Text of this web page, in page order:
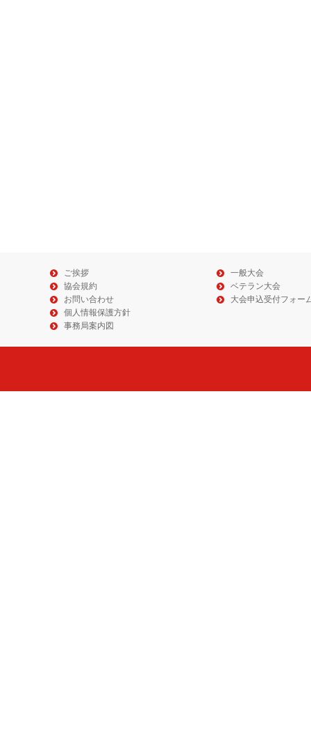
ご挨拶
協会規約
お問い合わせ
個人情報保護方針
事務局案内図
一般大会
ベテラン大会
大会申込受付フォー